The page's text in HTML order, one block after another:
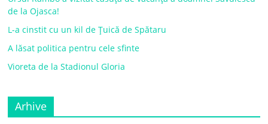
de la Ojasca!
L-a cinstit cu un kil de Țuică de Spătaru
A lăsat politica pentru cele sfinte
Vioreta de la Stadionul Gloria
Arhive